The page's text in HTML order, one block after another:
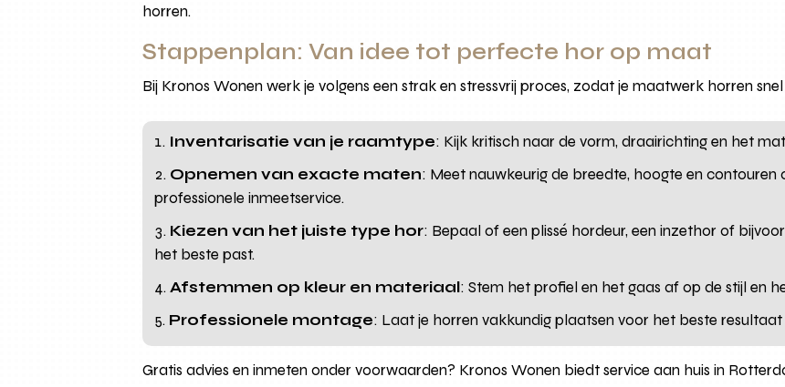
horren.
Stappenplan: Van idee tot perfecte hor op maat
Bij Kronos Wonen werk je volgens een strak en stressvrij proces, zodat je maatwerk horren
Inventarisatie van je raamtype: Kijk kritisch naar de vorm, draairichting en het
Opnemen van exacte maten: Meet nauwkeurig de breedte, hoogte en contouren
professionele inmeetservice.
Kiezen van het juiste type hor: Bepaal of een plissé hordeur, een inzethor of
het beste past.
Afstemmen op kleur en materiaal: Stem het profiel en het gaas af op de stijl en
Professionele montage: Laat je horren vakkundig plaatsen voor het beste resultaat
Gratis advies en inmeten onder voorwaarden? Kronos Wonen biedt service aan huis in